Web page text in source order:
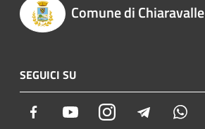
Comune di Chiaravalle
SEGUICI SU
Facebook YoutubeInstagram Telegram